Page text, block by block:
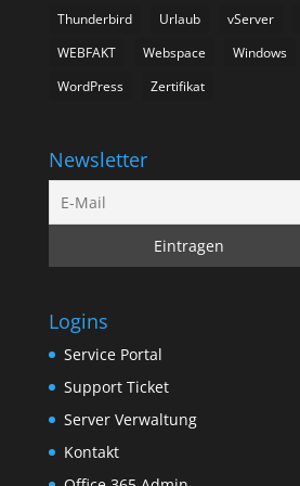
Thunderbird Urlaub vServer
WEBFAKT
Webspace Windows
WordPress
Zertifikat
Newsletter
Logins
Service Portal
Support Ticket
Server Verwaltung
Kontakt